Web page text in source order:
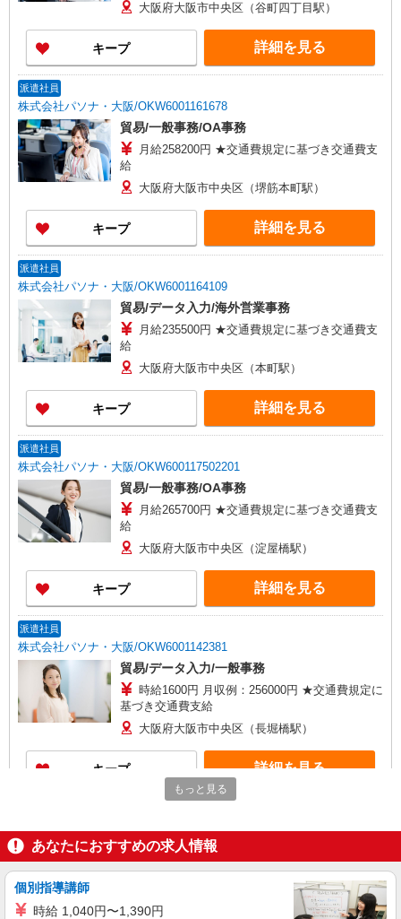
大阪府大阪市中央区（谷町四丁目駅）
キープ 詳細を見る
派遣社員
株式会社パソナ・大阪/OKW6001161678
貿易/一般事務/OA事務
月給258200円 ★交通費規定に基づき交通費支
給
大阪府大阪市中央区（堺筋本町駅）
キープ 詳細を見る
派遣社員
株式会社パソナ・大阪/OKW6001164109
貿易/データ入力/海外営業事務
月給235500円 ★交通費規定に基づき交通費支
給
大阪府大阪市中央区（本町駅）
キープ 詳細を見る
派遣社員
株式会社パソナ・大阪/OKW600117502201
貿易/一般事務/OA事務
月給265700円 ★交通費規定に基づき交通費支
給
大阪府大阪市中央区（淀屋橋駅）
キープ 詳細を見る
派遣社員
株式会社パソナ・大阪/OKW6001142381
貿易/データ入力/一般事務
時給1600円 月収例：256000円 ★交通費規定に
基づき交通費支給
大阪府大阪市中央区（長堀橋駅）
キープ 詳細を見る
貿易/データ入力/一般事務
月給235500円 ★交通費規定に基づき交通費支
大阪府大阪市中央区（本町駅）
もっと見る
あなたにおすすめの求人情報
個別指導講師
時給 1,040円〜1,390円